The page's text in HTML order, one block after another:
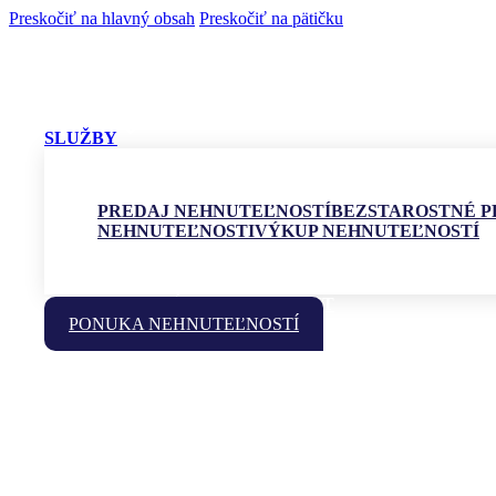
Preskočiť na hlavný obsah Preskočiť na pätičku
SLUŽBY
PREDAJ NEHNUTEĽNOSTÍBEZSTAROSTNÉ
NEHNUTEĽNOSTIVÝKUP NEHNUTEĽNOSTÍ
RECENZIE
KONTAKT
PONUKA NEHNUTEĽNOSTÍ